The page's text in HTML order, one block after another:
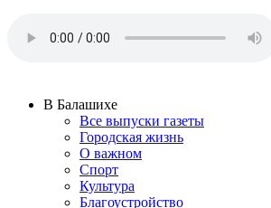
В Балашихе
Все выпуски газеты
Городская жизнь
О важном
Спорт
Культура
Благоустройство